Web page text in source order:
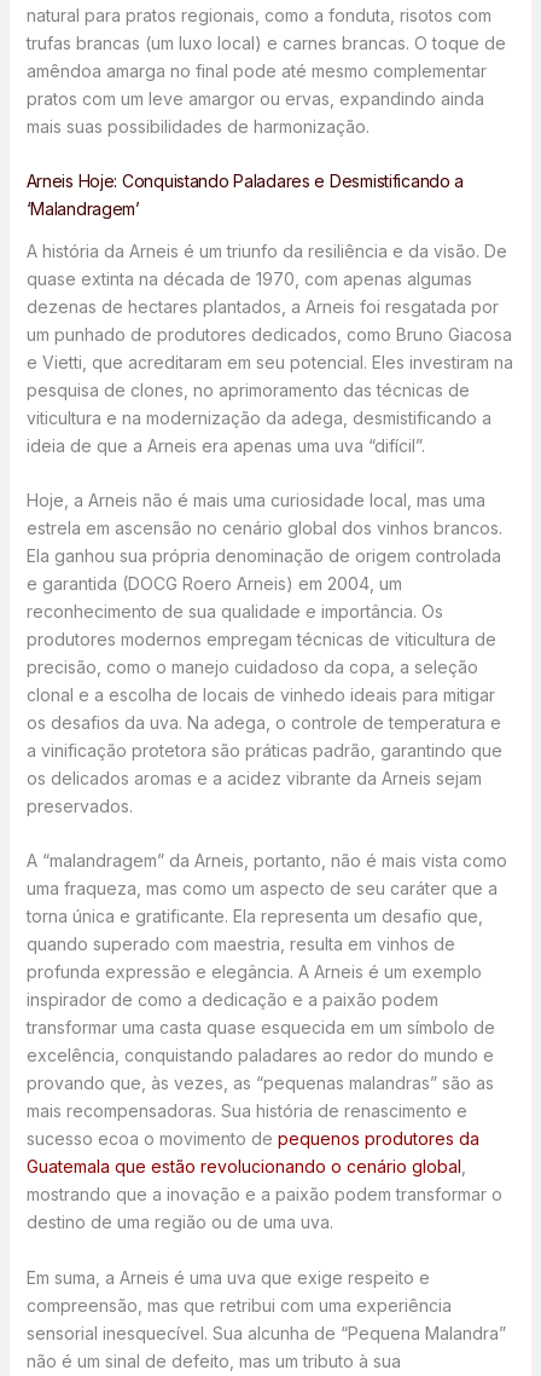
natural para pratos regionais, como a fonduta, risotos com
trufas brancas (um luxo local) e carnes brancas. O toque de
amêndoa amarga no final pode até mesmo complementar
pratos com um leve amargor ou ervas, expandindo ainda
mais suas possibilidades de harmonização.
Arneis Hoje: Conquistando Paladares e Desmistificando a
‘Malandragem’
A história da Arneis é um triunfo da resiliência e da visão. De
quase extinta na década de 1970, com apenas algumas
dezenas de hectares plantados, a Arneis foi resgatada por
um punhado de produtores dedicados, como Bruno Giacosa
e Vietti, que acreditaram em seu potencial. Eles investiram na
pesquisa de clones, no aprimoramento das técnicas de
viticultura e na modernização da adega, desmistificando a
ideia de que a Arneis era apenas uma uva “difícil”.
Hoje, a Arneis não é mais uma curiosidade local, mas uma
estrela em ascensão no cenário global dos vinhos brancos.
Ela ganhou sua própria denominação de origem controlada
e garantida (DOCG Roero Arneis) em 2004, um
reconhecimento de sua qualidade e importância. Os
produtores modernos empregam técnicas de viticultura de
precisão, como o manejo cuidadoso da copa, a seleção
clonal e a escolha de locais de vinhedo ideais para mitigar
os desafios da uva. Na adega, o controle de temperatura e
a vinificação protetora são práticas padrão, garantindo que
os delicados aromas e a acidez vibrante da Arneis sejam
preservados.
A “malandragem” da Arneis, portanto, não é mais vista como
uma fraqueza, mas como um aspecto de seu caráter que a
torna única e gratificante. Ela representa um desafio que,
quando superado com maestria, resulta em vinhos de
profunda expressão e elegância. A Arneis é um exemplo
inspirador de como a dedicação e a paixão podem
transformar uma casta quase esquecida em um símbolo de
excelência, conquistando paladares ao redor do mundo e
provando que, às vezes, as “pequenas malandras” são as
mais recompensadoras. Sua história de renascimento e
sucesso ecoa o movimento de pequenos produtores da
Guatemala que estão revolucionando o cenário global
mostrando que a inovação e a paixão podem transformar o
destino de uma região ou de uma uva.
Em suma, a Arneis é uma uva que exige respeito e
compreensão, mas que retribui com uma experiência
sensorial inesquecível. Sua alcunha de “Pequena Malandra”
não é um sinal de defeito, mas um tributo à sua